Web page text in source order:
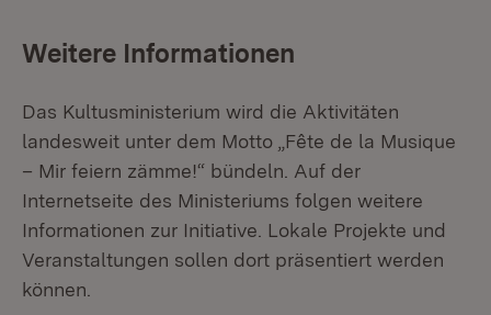
Weitere Informationen
Das Kultusministerium wird die Aktivitäten
landesweit unter dem Motto „Fête de la Musique
– Mir feiern zämme!“ bündeln. Auf der
Internetseite des Ministeriums folgen weitere
Informationen zur Initiative. Lokale Projekte und
Veranstaltungen sollen dort präsentiert werden
können.